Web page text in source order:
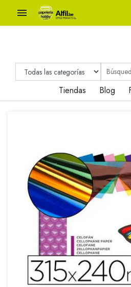

Tiendas Blog